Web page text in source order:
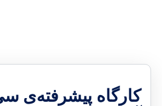
کارگاه پیشرفته‌ی